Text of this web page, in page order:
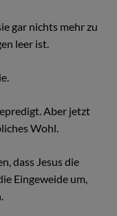
gar nichts mehr zu
leer ist.
Aber jetzt
Wohl.
dass Jesus die
Eingeweide um,